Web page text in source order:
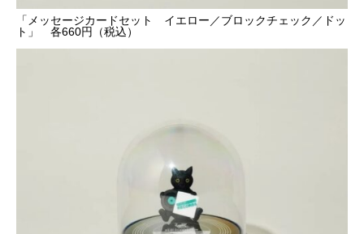
「メッセージカードセット イエロー／ブロックチェック／ドッ
ト」 各660円（税込）